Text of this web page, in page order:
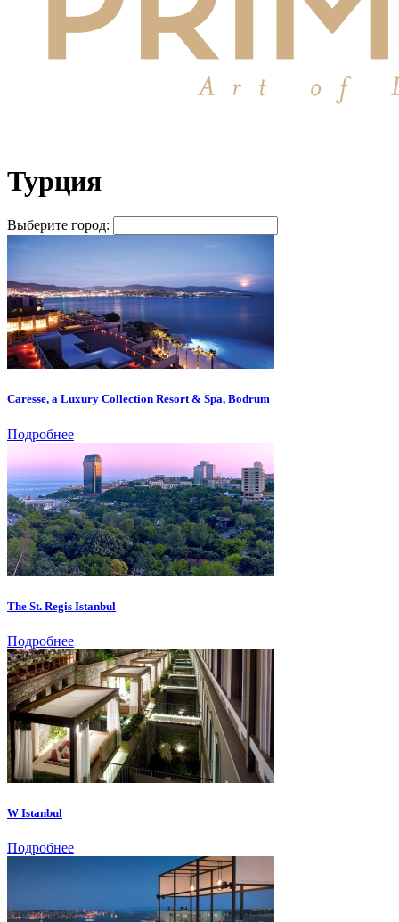
Турция
Выберите город:
Caresse, a Luxury Collection Resort & Spa, Bodrum
Подробнее
The St. Regis Istanbul
Подробнее
W Istanbul
Подробнее